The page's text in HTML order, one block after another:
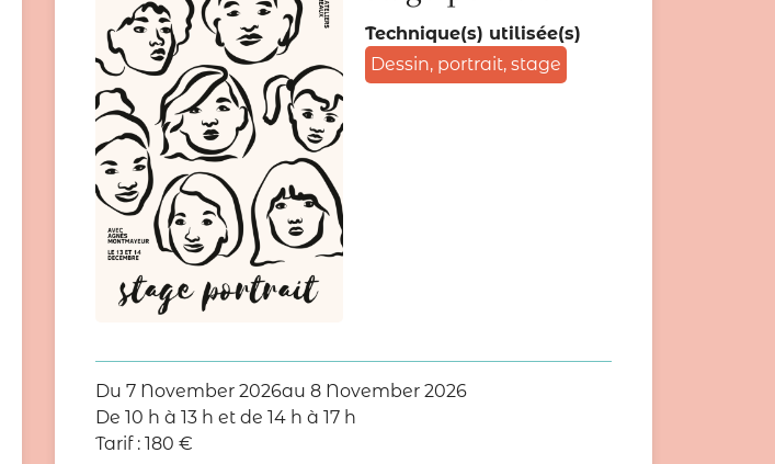
Technique(s) utilisée(s)
Dessin, portrait, stage
Du7 November 2026au8 November 2026
De 10 h à 13 h et de 14 h à 17 h
Tarif :180 €